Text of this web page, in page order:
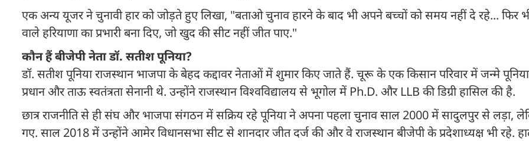
एक अन्य यूजर ने चुनावी हार को जोड़ते हुए लिखा, "बताओ चुनाव हारने के बाद भी अपने बच्चों को समय नहीं दे रहे... फिर
वाले हरियाणा का प्रभारी बना दिए, जो खुद की सीट नहीं जीत पाए."
कौन हैं बीजेपी नेता डॉ. सतीश पूनिया?
डॉ. सतीश पूनिया राजस्थान भाजपा के बेहद कद्दावर नेताओं में शुमार किए जाते हैं. चूरू के एक किसान परिवार में जन्मे
प्रधान और ताऊ स्वतंत्रता सेनानी थे. उन्होंने राजस्थान विश्वविद्यालय से भूगोल में Ph.D. और LLB की डिग्री हासिल की है.
छात्र राजनीति से ही संघ और भाजपा संगठन में सक्रिय रहे पूनिया ने अपना पहला चुनाव साल 2000 में सादुलपुर से लड़ा,
गए. साल 2018 में उन्होंने आमेर विधानसभा सीट से शानदार जीत दर्ज की और वे राजस्थान बीजेपी के प्रदेशाध्यक्ष भी रहे.